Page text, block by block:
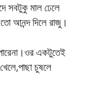
সবটুকু মাল ঢেলে
আনন্দ দিলে রাজু।
একটুতেই
চুষলে